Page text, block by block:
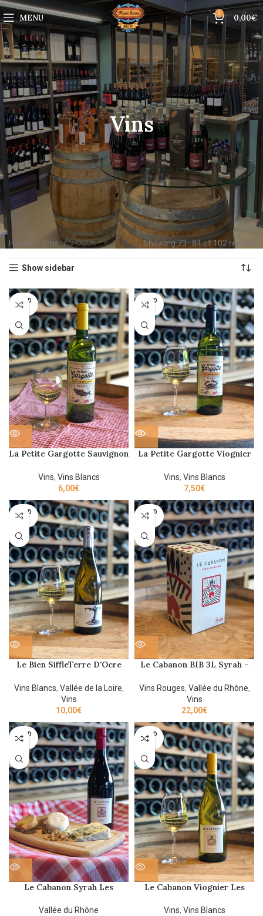
MENU 0 0,00€
Vins
Home Vins Page 7 Showing 73–84 of 102 results
Show sidebar
SOLD
OUT
La Petite Gargotte Sauvignon
Vins, Vins Blancs
6,00€
SOLD
OUT
La Petite Gargotte Viognier
Vins, Vins Blancs
7,50€
SOLD
OUT
Le Bien SiffleTerre D’Ocre
Vins Blancs, Vallée de la Loire,
Vins
10,00€
SOLD
OUT
Le Cabanon BIB 3L Syrah –
Vins Rouges, Vallée du Rhône,
Vins
22,00€
SOLD
OUT
Le Cabanon Syrah Les
Vallée du Rhône
SOLD
OUT
Le Cabanon Viognier Les
Vins, Vins Blancs